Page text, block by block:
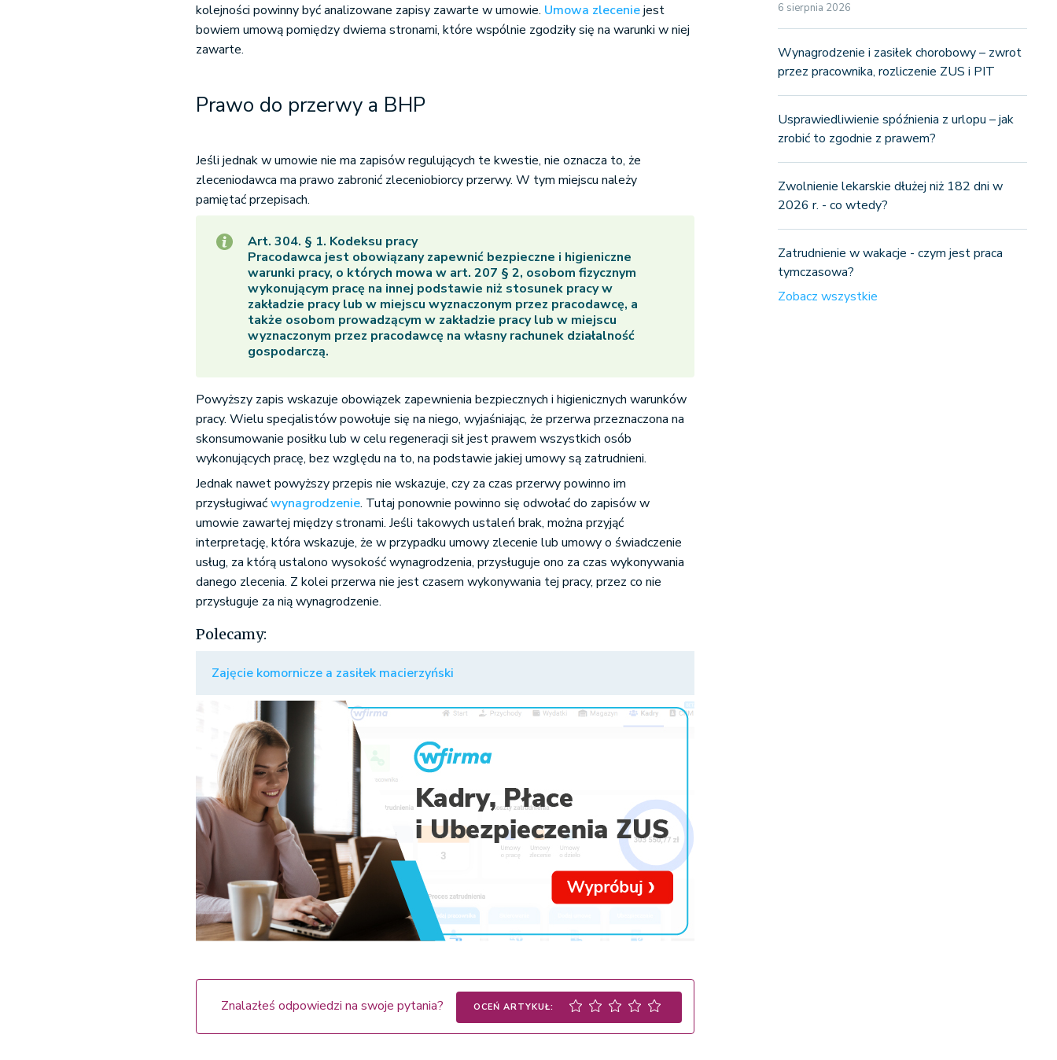
kolejności powinny być analizowane zapisy zawarte w umowie. Umowa zleceniejest
bowiem umową pomiędzy dwiema stronami, które wspólnie zgodziły się na warunki w niej
zawarte.
Prawo do przerwy a BHP
Jeśli jednak w umowie nie ma zapisów regulujących te kwestie, nie oznacza to, że
zleceniodawca ma prawo zabronić zleceniobiorcy przerwy. W tym miejscu należy
pamiętać przepisach.
Art. 304. § 1. Kodeksu pracy
Pracodawca jest obowiązany zapewnić bezpieczne i higieniczne
warunki pracy, o których mowa w art. 207 § 2, osobom fizycznym
wykonującym pracę na innej podstawie niż stosunek pracy w
zakładzie pracy lub w miejscu wyznaczonym przez pracodawcę, a
także osobom prowadzącym w zakładzie pracy lub w miejscu
wyznaczonym przez pracodawcę na własny rachunek działalność
gospodarczą.
Powyższy zapis wskazuje obowiązek zapewnienia bezpiecznych i higienicznych warunków
pracy. Wielu specjalistów powołuje się na niego, wyjaśniając, że przerwa przeznaczona na
skonsumowanie posiłku lub w celu regeneracji sił jest prawem wszystkich osób
wykonujących pracę, bez względu na to, na podstawie jakiej umowy są zatrudnieni.
Jednak nawet powyższy przepis nie wskazuje, czy za czas przerwy powinno im
przysługiwaćwynagrodzenie. Tutaj ponownie powinno się odwołać do zapisów w
umowie zawartej między stronami. Jeśli takowych ustaleń brak, można przyjąć
interpretację, która wskazuje, że w przypadku umowy zlecenie lub umowy o świadczenie
usług, za którą ustalono wysokość wynagrodzenia, przysługuje ono za czas wykonywania
danego zlecenia. Z kolei przerwa nie jest czasem wykonywania tej pracy, przez co nie
przysługuje za nią wynagrodzenie.
Polecamy:
Zajęcie komornicze a zasiłek macierzyński
Znalazłeś odpowiedzi na swoje pytania? OCEŃ ARTYKUŁ:
6 sierpnia 2026
Wynagrodzenie i zasiłek chorobowy – zwrot
przez pracownika, rozliczenie ZUS i PIT
Usprawiedliwienie spóźnienia z urlopu – jak
zrobić to zgodnie z prawem?
Zwolnienie lekarskie dłużej niż 182 dni w
2026 r. - co wtedy?
Zatrudnienie w wakacje - czym jest praca
tymczasowa?
Zobacz wszystkie